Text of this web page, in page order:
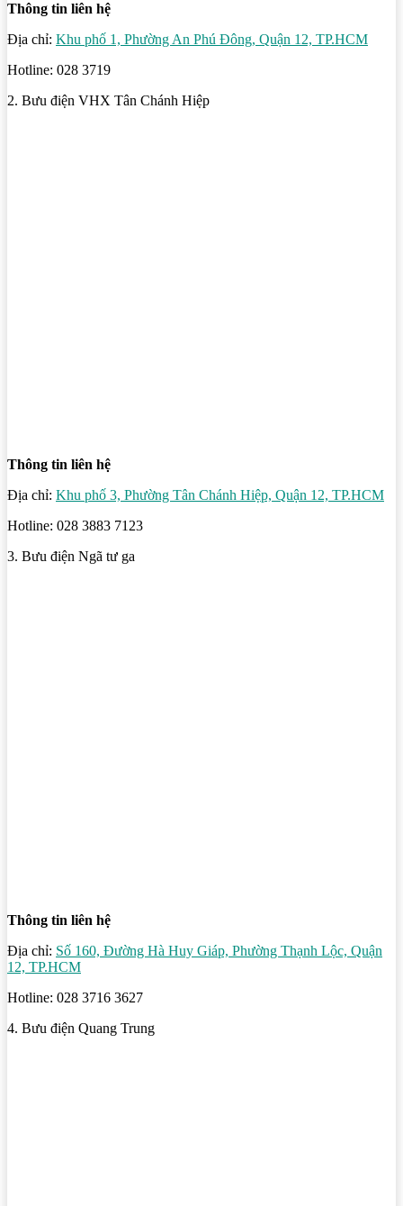
Thông tin liên hệ
Địa chỉ: Khu phố 1, Phường An Phú Đông, Quận 12, TP.HCM
Hotline: 028 3719
2. Bưu điện VHX Tân Chánh Hiệp
Thông tin liên hệ
Địa chỉ: Khu phố 3, Phường Tân Chánh Hiệp, Quận 12, TP.HCM
Hotline: 028 3883 7123
3. Bưu điện Ngã tư ga
Thông tin liên hệ
Địa chỉ: Số 160, Đường Hà Huy Giáp, Phường Thạnh Lộc, Quận
12, TP.HCM
Hotline: 028 3716 3627
4. Bưu điện Quang Trung